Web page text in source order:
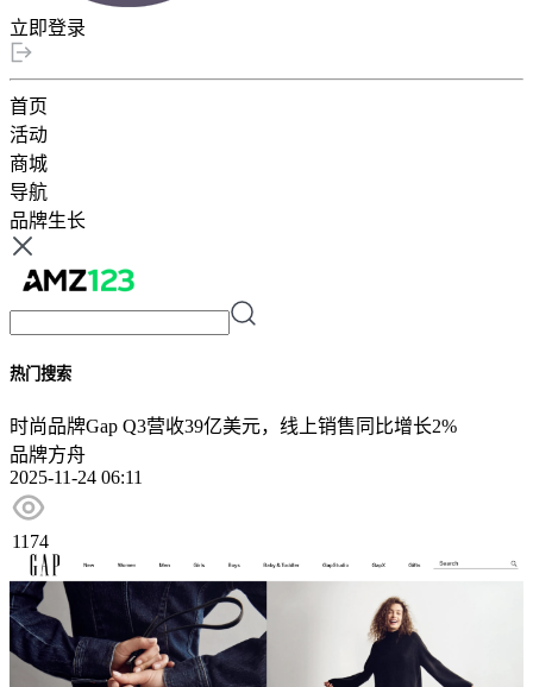
立即登录
首页
活动
商城
导航
品牌生长
热门搜索
时尚品牌Gap Q3营收39亿美元，线上销售同比增长2%
品牌方舟
2025-11-24 06:11
1174